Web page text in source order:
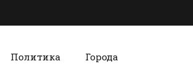
Политика Города